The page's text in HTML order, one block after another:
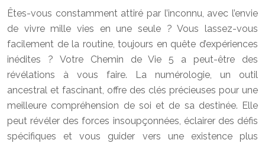
Êtes-vous constamment attiré par l’inconnu, avec l’envie
de vivre mille vies en une seule ? Vous lassez-vous
facilement de la routine, toujours en quête d’expériences
inédites ? Votre Chemin de Vie 5 a peut-être des
révélations à vous faire. La numérologie, un outil
ancestral et fascinant, offre des clés précieuses pour une
meilleure compréhension de soi et de sa destinée. Elle
peut révéler des forces insoupçonnées, éclairer des défis
spécifiques et vous guider vers une existence plus